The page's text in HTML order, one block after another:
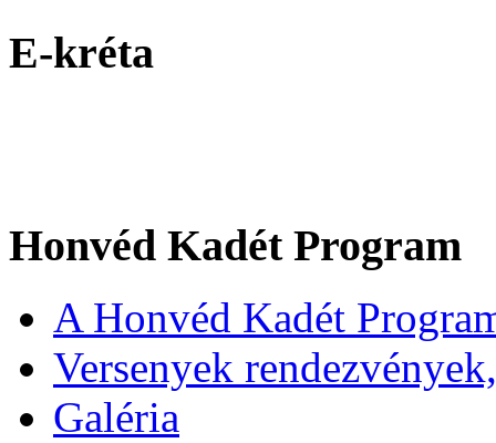
E-kréta
Honvéd Kadét Program
A Honvéd Kadét
Versenyek
Galéria